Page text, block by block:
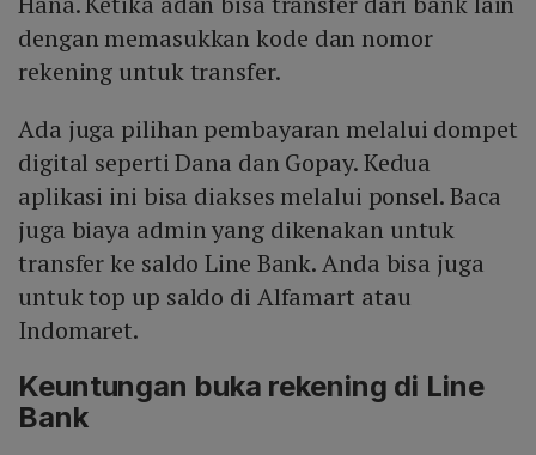
dengan memasukkan kode dan nomor
rekening untuk transfer.
Ada juga pilihan pembayaran melalui dompet
digital seperti Dana dan Gopay. Kedua
aplikasi ini bisa diakses melalui ponsel. Baca
juga biaya admin yang dikenakan untuk
transfer ke saldo Line Bank. Anda bisa juga
untuk top up saldo di Alfamart atau
Indomaret.
Keuntungan buka rekening di Line
Bank